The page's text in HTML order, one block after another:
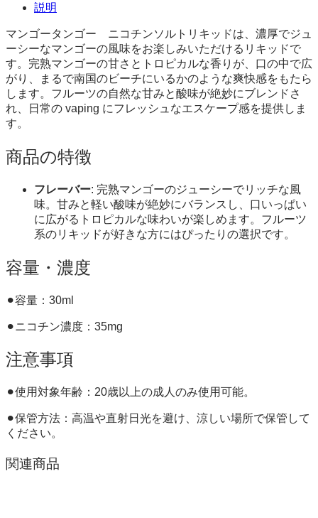
説明
マンゴータンゴー ニコチンソルトリキッドは、濃厚でジュ
ーシーなマンゴーの風味をお楽しみいただけるリキッドで
す。完熟マンゴーの甘さとトロピカルな香りが、口の中で広
がり、まるで南国のビーチにいるかのような爽快感をもたら
します。フルーツの自然な甘みと酸味が絶妙にブレンドさ
れ、日常の vaping にフレッシュなエスケープ感を提供しま
す。
商品の特徴
フレーバー: 完熟マンゴーのジューシーでリッチな風
味。甘みと軽い酸味が絶妙にバランスし、口いっぱい
に広がるトロピカルな味わいが楽しめます。フルーツ
系のリキッドが好きな方にはぴったりの選択です。
容量・濃度
⚫︎容量：30ml
⚫︎ニコチン濃度：35mg
注意事項
⚫︎使用対象年齢：20歳以上の成人のみ使用可能。
⚫︎保管方法：高温や直射日光を避け、涼しい場所で保管して
ください。
関連商品